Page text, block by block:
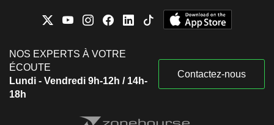
NOS EXPERTS À VOTRE
ÉCOUTE
Lundi - Vendredi 9h-12h / 14h-
18h
Contactez-nous